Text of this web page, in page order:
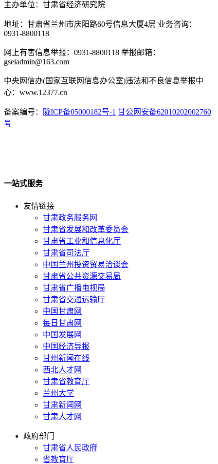
主办单位：甘肃省经济研究院
地址：甘肃省兰州市庆阳路60号信息大厦4层 业务咨询：
0931-8800118
网上有害信息举报：0931-8800118 举报邮箱：
gseiadmin@163.com
中央网信办(国家互联网信息办公室)违法和不良信息举报中
心：www.12377.cn
备案编号： 陇ICP备05000182号-1 甘公网安备62010202002760
号
一站式服务
友情链接
甘肃政务服务网
甘肃省发展和改革委员会
甘肃省工业和信息化厅
甘肃省司法厅
中国兰州投资贸易洽谈会
甘肃省公共资源交易局
甘肃省广播电视局
甘肃省交通运输厅
中国甘肃网
每日甘肃网
中国发展网
中国经济导报
甘州新闻在线
西北人才网
甘肃省教育厅
兰州大学
甘肃新闻网
甘肃人才网
政府部门
甘肃省人民政府
省教育厅